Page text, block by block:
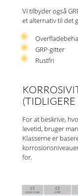
Vi tilbyder også
et alternativ til det
GRP-gitter
Rustfri
For at beskrive,
levetid, bruger
Klasserne er
for.